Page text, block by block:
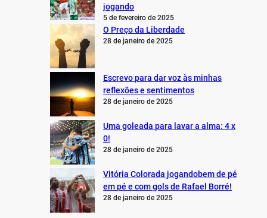
jogando
5 de fevereiro de 2025
O Preço da Liberdade
28 de janeiro de 2025
Escrevo para dar voz às minhas
reflexões e sentimentos
28 de janeiro de 2025
Uma goleada para lavar a alma: 4 x
0!
28 de janeiro de 2025
Vitória Colorada jogandobem de pé
em pé e com gols de Rafael Borré!
28 de janeiro de 2025